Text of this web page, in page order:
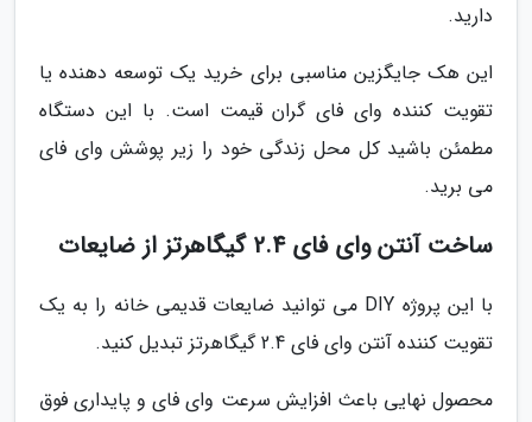
دارید.
این هک جایگزین مناسبی برای خرید یک توسعه دهنده یا
تقویت کننده وای فای گران قیمت است. با این دستگاه
مطمئن باشید کل محل زندگی خود را زیر پوشش وای فای
می برید.
ساخت آنتن وای فای 2.4 گیگاهرتز از ضایعات
با این پروژه DIY می توانید ضایعات قدیمی خانه را به یک
تقویت کننده آنتن وای فای 2.4 گیگاهرتز تبدیل کنید.
محصول نهایی باعث افزایش سرعت وای فای و پایداری فوق